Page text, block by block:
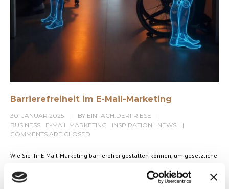
Barrierefreiheit im E-Mail-Marketing
30. JANUAR 2025 BY EINFACH.DERFRIESE
BUSINESS
E-MAIL MARKETING INSPIRATION
NEWS
COMMENTS ARE CLOSED
Wie Sie Ihr E-Mail-Marketing barrierefrei gestalten können, um gesetzliche